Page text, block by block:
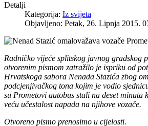
Detalji
Kategorija: Iz svijeta
Objavljeno: Petak, 26. Lipnja 2015.
Radničko vijeće splitskog javnog gradskog
otvorenim pismom zatražilo je ispriku od
Hrvatskoga sabora Nenada Stazića zbog
podcjenjivačkog tona kojim je vodio
su Prometovi autobus stali na deset minuta
veću učestalost napada na njihove vozače.
Otvoreno pismo prenosimo u cijelosti.